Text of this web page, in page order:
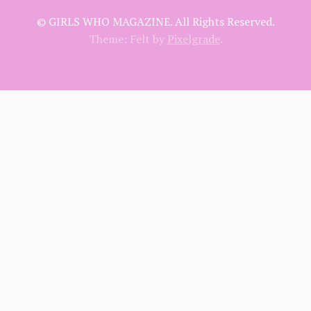
© GIRLS WHO MAGAZINE. All Rights Reserved.
Theme: Felt by Pixelgrade.